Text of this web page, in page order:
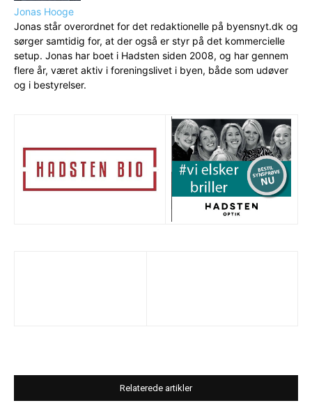
Jonas Hooge
Jonas står overordnet for det redaktionelle på byensnyt.dk og
sørger samtidig for, at der også er styr på det kommercielle
setup. Jonas har boet i Hadsten siden 2008, og har gennem
flere år, været aktiv i foreningslivet i byen, både som udøver
og i bestyrelser.
Relaterede artikler